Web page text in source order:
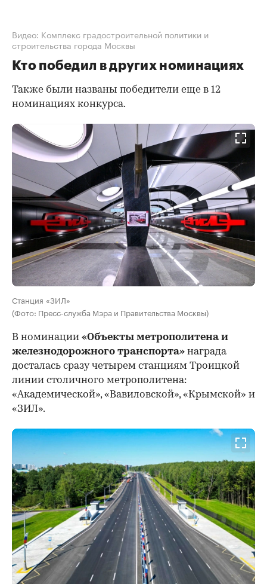
Видео: Комплекс градостроительной политики и
строительства города Москвы
Кто победил в других номинациях
Также были названы победители еще в 12
номинациях конкурса.
Станция «ЗИЛ»
(Фото: Пресс-служба Мэра и Правительства Москвы)
В номинации «Объекты метрополитена и
железнодорожного транспорта» награда
досталась сразу четырем станциям Троицкой
линии столичного метрополитена:
«Академической», «Вавиловской», «Крымской» и
«ЗИЛ».